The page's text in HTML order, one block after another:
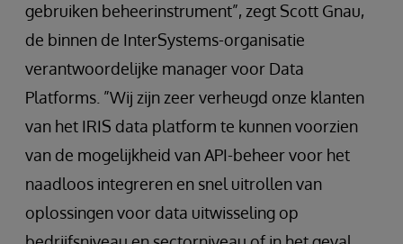
gebruiken beheerinstrument”, zegt Scott Gnau,
de binnen de InterSystems-organisatie
verantwoordelijke manager voor Data
Platforms. ”Wij zijn zeer verheugd onze klanten
van het IRIS data platform te kunnen voorzien
van de mogelijkheid van API-beheer voor het
naadloos integreren en snel uitrollen van
oplossingen voor data uitwisseling op